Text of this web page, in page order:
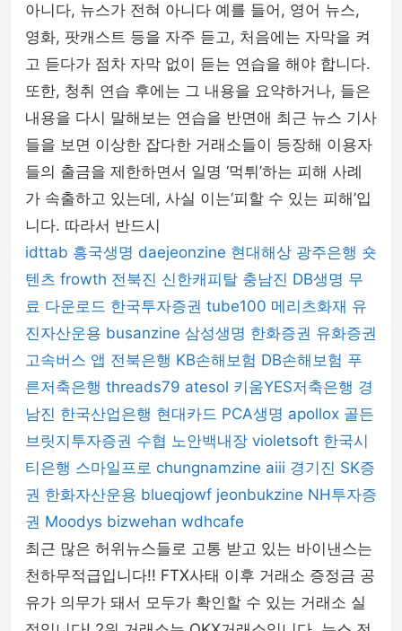
아니다, 뉴스가 전혀 아니다 예를 들어, 영어 뉴스,
영화, 팟캐스트 등을 자주 듣고, 처음에는 자막을 켜
고 듣다가 점차 자막 없이 듣는 연습을 해야 합니다.
또한, 청취 연습 후에는 그 내용을 요약하거나, 들은
내용을 다시 말해보는 연습을 반면애 최근 뉴스 기사
들을 보면 이상한 잡다한 거래소들이 등장해 이용자
들의 출금을 제한하면서 일명 ‘먹튀’하는 피해 사례
가 속출하고 있는데, 사실 이는‘피할 수 있는 피해’입
니다. 따라서 반드시
idttab 흥국생명 daejeonzine 현대해상 광주은행 숏
텐츠 frowth 전북진 신한캐피탈 충남진 DB생명 무
료 다운로드 한국투자증권 tube100 메리츠화재 유
진자산운용 busanzine 삼성생명 한화증권 유화증권
고속버스 앱 전북은행 KB손해보험 DB손해보험 푸
른저축은행 threads79 atesol 키움YES저축은행 경
남진 한국산업은행 현대카드 PCA생명 apollox 골든
브릿지투자증권 수협 노안백내장 violetsoft 한국시
티은행 스마일프로 chungnamzine aiii 경기진 SK증
권 한화자산운용 blueqjowf jeonbukzine NH투자증
권 Moodys bizwehan wdhcafe
최근 많은 허위뉴스들로 고통 받고 있는 바이낸스는
천하무적급입니다!! FTX사태 이후 거래소 증정금 공
유가 의무가 돼서 모두가 확인할 수 있는 거래소 실